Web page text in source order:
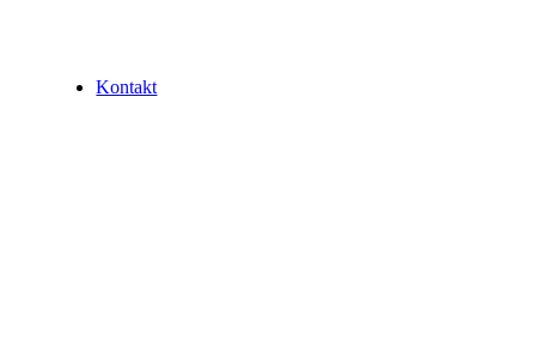
Kontakt